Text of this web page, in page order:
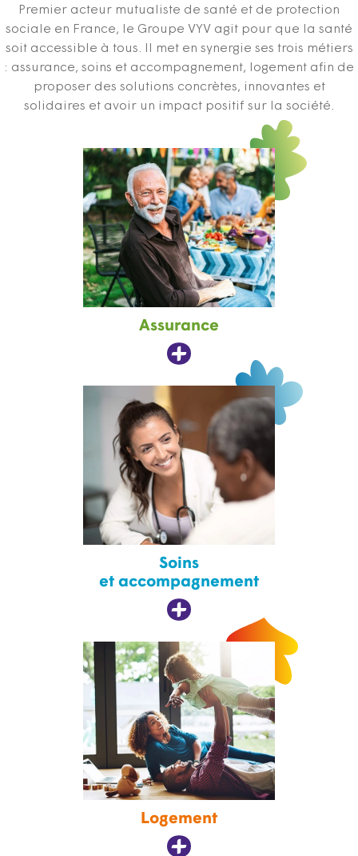
Premier acteur mutualiste de santé et de protection
sociale en France, le Groupe VYV agit pour que la santé
soit accessible à tous. Il met en synergie ses trois métiers
: assurance, soins et accompagnement, logement afin de
proposer des solutions concrètes, innovantes et
solidaires et avoir un impact positif sur la société.
Assurance
Soins
et accompagnement
Logement